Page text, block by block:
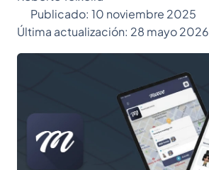
Publicado: 10 noviembre 2025
Última actualización: 28 mayo 2026